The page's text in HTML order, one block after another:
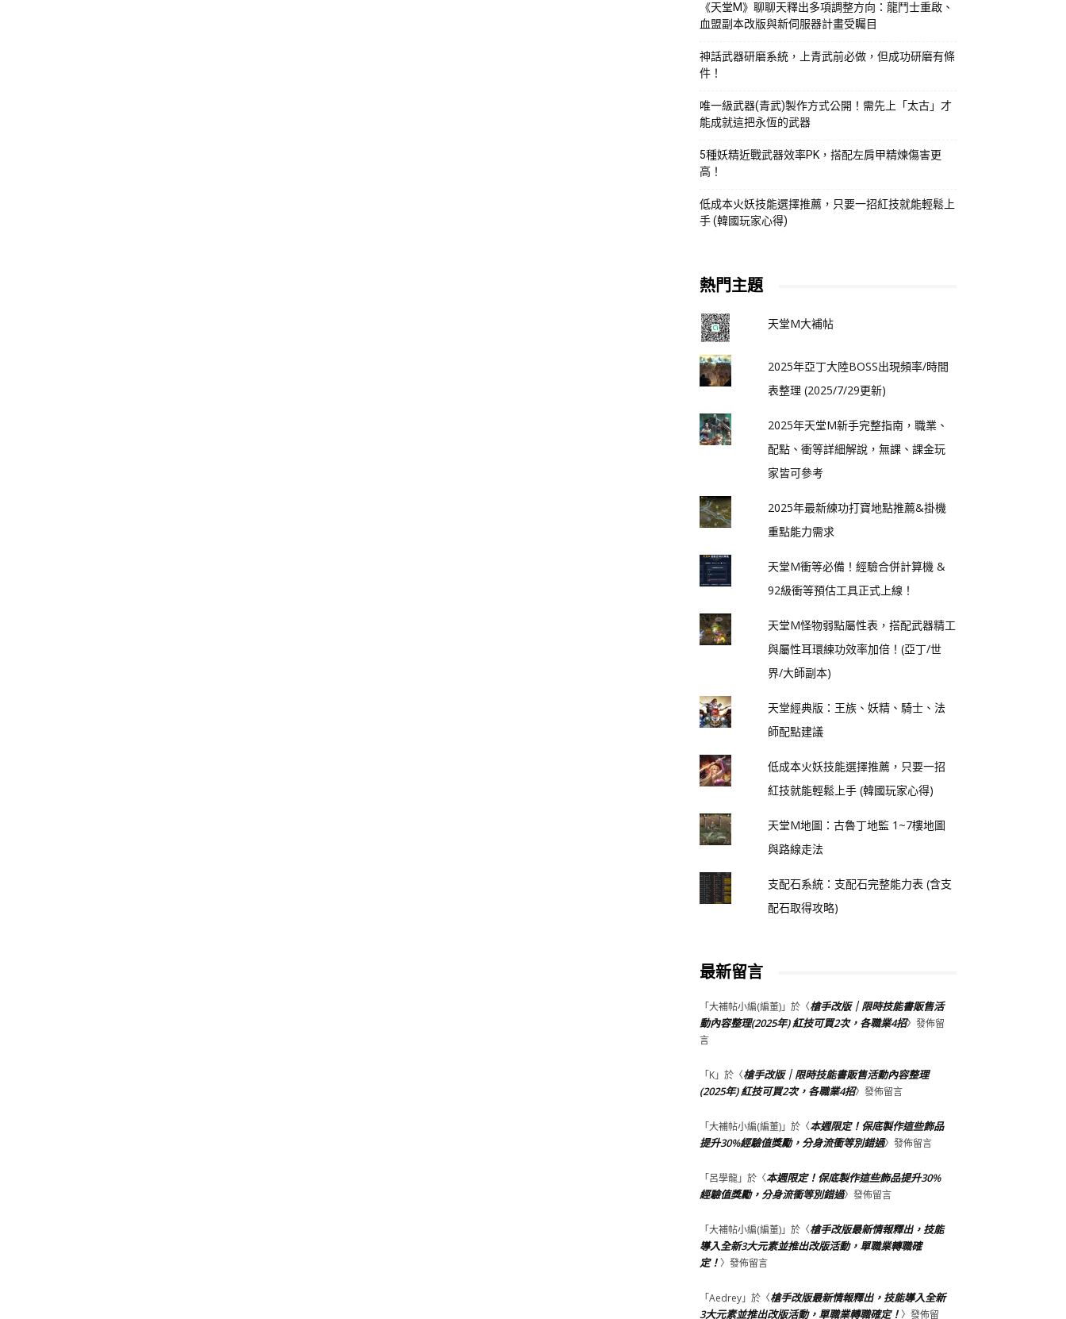
《天堂M》聊聊天釋出多項調整方向：龍鬥士重啟、
血盟副本改版與新伺服器計畫受矚目
神話武器研磨系統，上青武前必做，但成功研磨有條
件！
唯一級武器(青武)製作方式公開！需先上「太古」才
能成就這把永恆的武器
5種妖精近戰武器效率PK，搭配左肩甲精煉傷害更
高！
低成本火妖技能選擇推薦，只要一招紅技就能輕鬆上
手 (韓國玩家心得)
熱門主題
天堂M大補帖
2025年亞丁大陸BOSS出現頻率/時間
表整理 (2025/7/29更新)
2025年天堂M新手完整指南，職業、
配點、衝等詳細解說，無課、課金玩
家皆可參考
2025年最新練功打寶地點推薦&掛機
重點能力需求
天堂M衝等必備！經驗合併計算機 &
92級衝等預估工具正式上線！
天堂M怪物弱點屬性表，搭配武器精工
與屬性耳環練功效率加倍！(亞丁/世
界/大師副本)
天堂經典版：王族、妖精、騎士、法
師配點建議
低成本火妖技能選擇推薦，只要一招
紅技就能輕鬆上手 (韓國玩家心得)
天堂M地圖：古魯丁地監 1~7樓地圖
與路線走法
支配石系統：支配石完整能力表 (含支
配石取得攻略)
最新留言
「大補帖小編(編董)」於〈槍手改版｜限時技能書販售活
動內容整理(2025年) 紅技可買2次，各職業4招〉發佈留
言
「K」於〈槍手改版｜限時技能書販售活動內容整理
(2025年) 紅技可買2次，各職業4招〉發佈留言
「大補帖小編(編董)」於〈本週限定！保底製作這些飾品
提升30%經驗值獎勵，分身流衝等別錯過〉發佈留言
「呂學龍」於〈本週限定！保底製作這些飾品提升30%
經驗值獎勵，分身流衝等別錯過〉發佈留言
「大補帖小編(編董)」於〈槍手改版最新情報釋出，技能
導入全新3大元素並推出改版活動，單職業轉職確
定！〉發佈留言
「Aedrey」於〈槍手改版最新情報釋出，技能導入全新
3大元素並推出改版活動，單職業轉職確定！〉發佈留